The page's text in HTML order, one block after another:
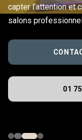
capter l’attention et
salons
01